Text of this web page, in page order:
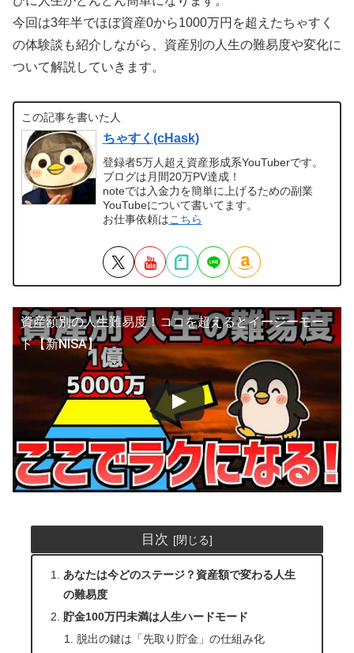
今回は3年半でほぼ資産0から1000万円を超えたちゃすく
の体験談も紹介しながら、資産別の人生の難易度や変化に
ついて解説していきます。
この記事を書いた人
ちゃすく(cHask)
登録者5万人超え資産形成系YouTuberです。
ブログは月間20万PV達成！
noteでは入金力を簡単に上げるための副業
YouTubeについて書いてます。
お仕事依頼はこちら
資産額別の人生難易度！ココを超えるとイージーモー
ド【新NISA】
目次
あなたは今どのステージ？資産額で変わる人生
の難易度
貯金100万円未満は人生ハードモード
脱出の鍵は「先取り貯金」の仕組み化